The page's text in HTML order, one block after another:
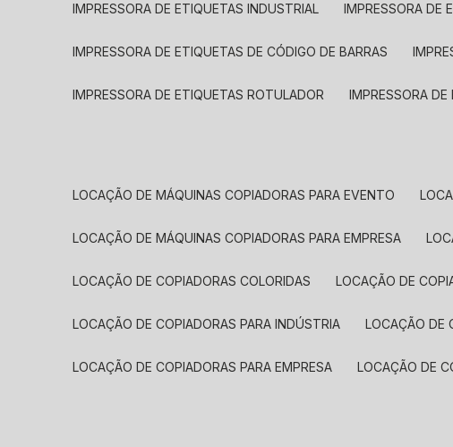
IMPRESSORA DE ETIQUETAS INDUSTRIAL IMPRESSORA DE
IMPRESSORA DE ETIQUETAS DE CÓDIGO DE BARRAS
IMPRESSORA DE ETIQUETAS ROTULADOR IMPRESSORA
LOCAÇÃO DE MÁQUINAS COPIADORAS PARA EVENTO
LOCAÇÃO DE MÁQUINAS COPIADORAS PARA EMPRESA
LOCAÇÃO DE COPIADORAS COLORIDAS LOCAÇÃO DE
LOCAÇÃO DE COPIADORAS PARA INDÚSTRIA LOCAÇÃO DE
LOCAÇÃO DE COPIADORAS PARA EMPRESA LOCAÇÃO DE